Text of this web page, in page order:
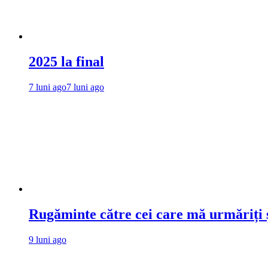
2025 la final
7 luni ago7 luni ago
Rugăminte către cei care mă urmăriți
9 luni ago